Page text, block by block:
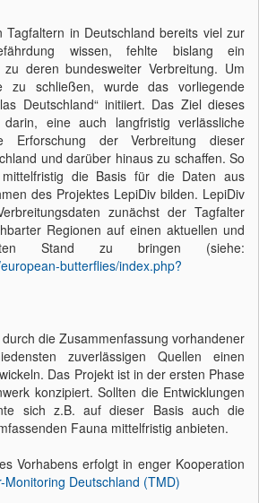
Tagfaltern in Deutschland bereits viel zur
wissen, fehlte bislang ein
deren bundesweiter Verbreitung. Um
zu schließen, wurde das vorliegende
Deutschland“ initiiert. Das Ziel dieses
darin, eine auch langfristig verlässliche
Erforschung der Verbreitung dieser
und darüber hinaus zu schaffen. So
die Basis für die Daten aus
des Projektes LepiDiv bilden. LepiDiv
zunächst der Tagfalter
Regionen auf einen aktuellen und
Stand zu bringen (siehe:
butterflies/index.php?
die Zusammenfassung vorhandener
zuverlässigen Quellen einen
Das Projekt ist in der ersten Phase
konzipiert. Sollten die Entwicklungen
sich z.B. auf dieser Basis auch die
Fauna mittelfristig anbieten.
Vorhabens erfolgt in enger Kooperation
Monitoring Deutschland (TMD)